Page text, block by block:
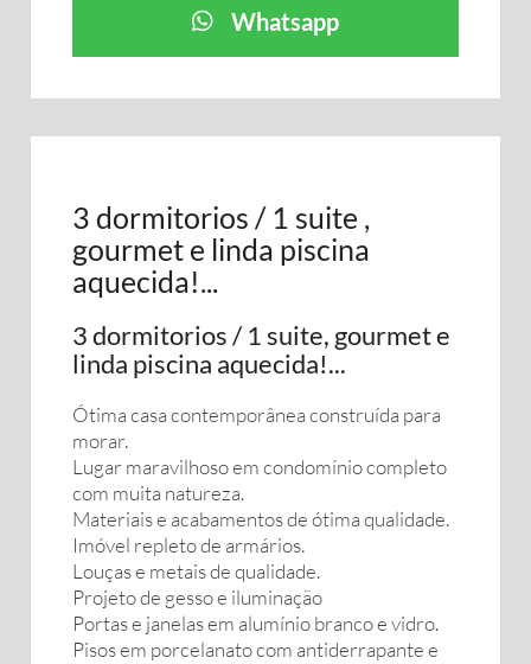
Whatsapp
3 dormitorios / 1 suite ,
gourmet e linda piscina
aquecida!...
3 dormitorios / 1 suite, gourmet e
linda piscina aquecida!...
Ótima casa contemporânea construída para
morar.
Lugar maravilhoso em condomínio completo
com muita natureza.
Materiais e acabamentos de ótima qualidade.
Imóvel repleto de armários.
Louças e metais de qualidade.
Projeto de gesso e iluminação
Portas e janelas em alumínio branco e vidro.
Pisos em porcelanato com antiderrapante e